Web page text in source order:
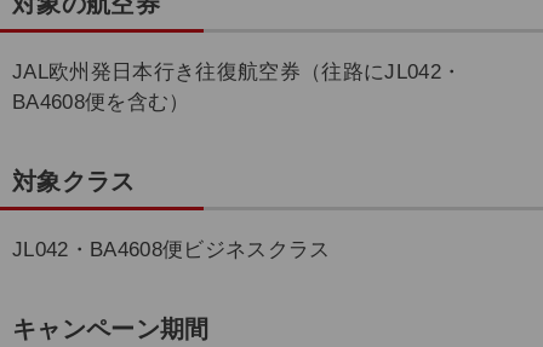
JAL欧州発日本行き往復航空券（往路にJL042・
BA4608便を含む）
対象クラス
JL042・BA4608便ビジネスクラス
キャンペーン期間